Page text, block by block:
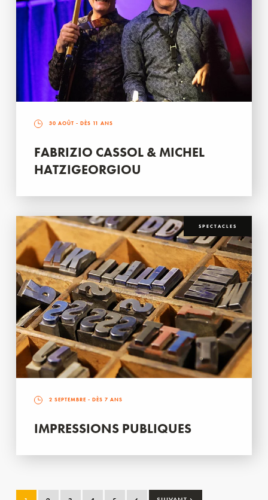
30 AOÛT - DÈS 11 ANS
FABRIZIO CASSOL & MICHEL
HATZIGEORGIOU
SPECTACLES
2 SEPTEMBRE - DÈS 7 ANS
IMPRESSIONS PUBLIQUES